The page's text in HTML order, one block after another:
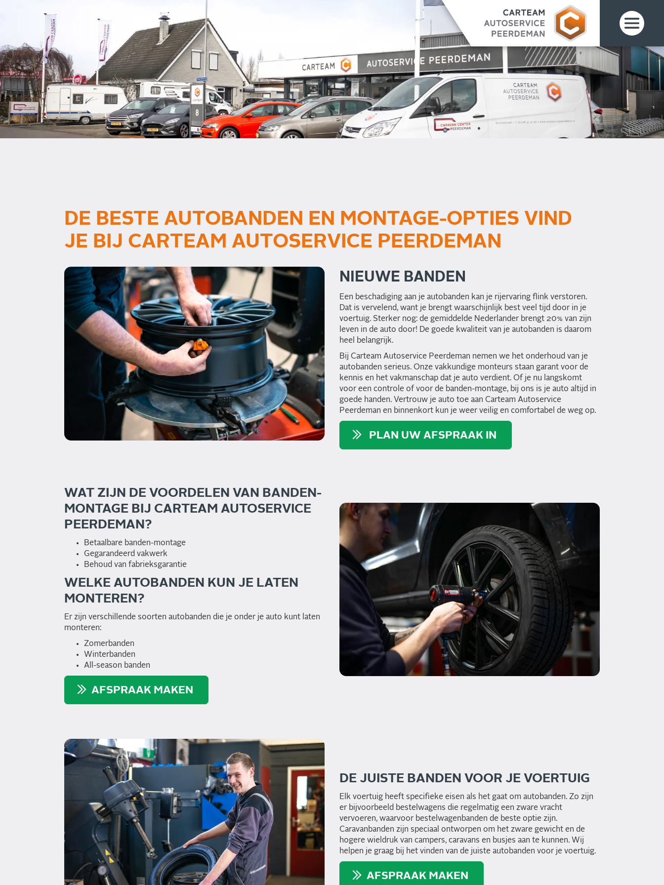
DE BESTE AUTOBANDEN EN MONTAGE-OPTIES VIND
JE BIJ CARTEAM AUTOSERVICE PEERDEMAN
NIEUWE BANDEN
Een beschadiging aan je autobanden kan je rijervaring flink verstoren.
Dat is vervelend, want je brengt waarschijnlijk best veel tijd door in je
voertuig. Sterker nog: de gemiddelde Nederlander brengt 20% van zijn
leven in de auto door! De goede kwaliteit van je autobanden is daarom
heel belangrijk.
Bij Carteam Autoservice Peerdeman nemen we het onderhoud van je
autobanden serieus. Onze vakkundige monteurs staan garant voor de
kennis en het vakmanschap dat je auto verdient. Of je nu langskomt
voor een controle of voor de banden-montage, bij ons is je auto altijd in
goede handen. Vertrouw je auto toe aan Carteam Autoservice
Peerdeman en binnenkort kun je weer veilig en comfortabel de weg op.
PLAN UW AFSPRAAK IN
WAT ZIJN DE VOORDELEN VAN BANDEN-
MONTAGE BIJ CARTEAM AUTOSERVICE
PEERDEMAN?
Betaalbare banden-montage
Gegarandeerd vakwerk
Behoud van fabrieksgarantie
WELKE AUTOBANDEN KUN JE LATEN
MONTEREN?
Er zijn verschillende soorten autobanden die je onder je auto kunt laten
monteren:
Zomerbanden
Winterbanden
All-season banden
AFSPRAAK MAKEN
DE JUISTE BANDEN VOOR JE VOERTUIG
Elk voertuig heeft specifieke eisen als het gaat om autobanden. Zo zijn
er bijvoorbeeld bestelwagens die regelmatig een zware vracht
vervoeren, waarvoor bestelwagenbanden de beste optie zijn.
Caravanbanden zijn speciaal ontworpen om het zware gewicht en de
hogere wieldruk van campers, caravans en busjes aan te kunnen. Wij
helpen je graag bij het vinden van de juiste autobanden voor je voertuig.
AFSPRAAK MAKEN